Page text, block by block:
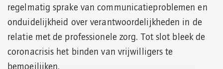
regelmatig sprake van communicatieproblemen en
onduidelijkheid over verantwoordelijkheden in de
relatie met de professionele zorg. Tot slot bleek de
coronacrisis het binden van vrijwilligers te
bemoeilijken.